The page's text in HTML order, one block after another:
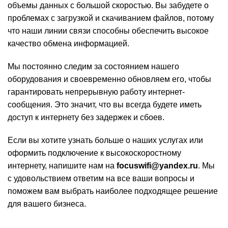
объемы данных с большой скоростью. Вы забудете о
проблемах с загрузкой и скачиванием файлов, потому
что наши линии связи способны обеспечить высокое
качество обмена информацией.
Мы постоянно следим за состоянием нашего
оборудования и своевременно обновляем его, чтобы
гарантировать непрерывную работу интернет-
сообщения. Это значит, что вы всегда будете иметь
доступ к интернету без задержек и сбоев.
Если вы хотите узнать больше о наших услугах или
оформить подключение к высокоскоростному
интернету, напишите нам на focuswifi@yandex.ru. Мы
с удовольствием ответим на все ваши вопросы и
поможем вам выбрать наиболее подходящее решение
для вашего бизнеса.